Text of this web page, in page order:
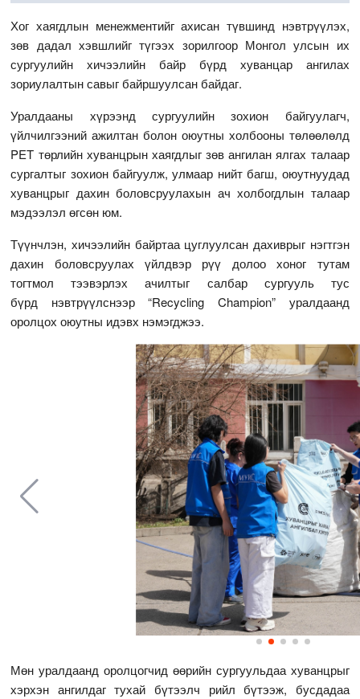
Хог хаягдлын менежментийг ахисан түвшинд нэвтрүүлэх,
зөв дадал хэвшлийг түгээх зорилгоор Монгол улсын их
сургуулийн хичээлийн байр бүрд хуванцар ангилах
зориулалтын савыг байршуулсан байдаг.
Уралдааны хүрээнд сургуулийн зохион байгуулагч,
үйлчилгээний ажилтан болон оюутны холбооны төлөөлөлд
PET төрлийн хуванцрын хаягдлыг зөв ангилан ялгах талаар
сургалтыг зохион байгуулж, улмаар нийт багш, оюутнуудад
хуванцрыг дахин боловсруулахын ач холбогдлын талаар
мэдээлэл өгсөн юм.
Түүнчлэн, хичээлийн байртаа цуглуулсан дахиврыг нэгтгэн
дахин боловсруулах үйлдвэр рүү долоо хоног тутам
тогтмол тээвэрлэх ачилтыг салбар сургууль тус
бүрд нэвтрүүлснээр “Recycling Champion” уралдаанд
оролцох оюутны идэвх нэмэгджээ.
Мөн уралдаанд оролцогчид өөрийн сургуульдаа хуванцрыг
хэрхэн ангилдаг тухай бүтээлч рийл бүтээж, бусдадаа